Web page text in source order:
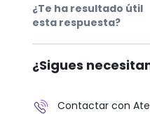
¿Te ha resultado útil
esta respuesta?
¿Sigues
Contactar con